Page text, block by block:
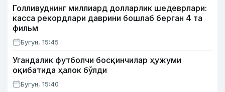
Голливуднинг миллиард долларлик шедеврлари:
касса рекордлари даврини бошлаб берган 4 та
фильм
Бугун, 15:45
Угандалик футболчи босқинчилар ҳужуми
оқибатида ҳалок бўлди
Бугун, 15:40